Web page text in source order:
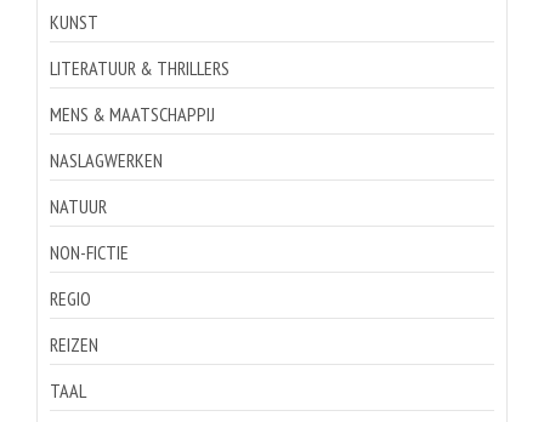
KUNST
LITERATUUR & THRILLERS
MENS & MAATSCHAPPIJ
NASLAGWERKEN
NATUUR
NON-FICTIE
REGIO
REIZEN
TAAL